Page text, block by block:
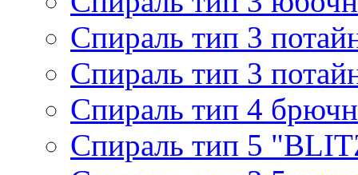
Спираль тип 3
Спираль тип 3
Спираль тип 4
Спираль тип 5